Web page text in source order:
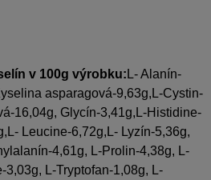
v 100g výrobku: L- Alanín-
asparagová-9,63g,L-Cystin-
16,04g, Glycín-3,41g,L-Histidine-
Leucine-6,72g,L- Lyzín-5,36g,
4,61g, L-Prolin-4,38g, L-
L-Tryptofan-1,08g, L-